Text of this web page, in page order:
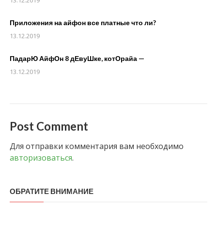
Приложения на айфон все платные что ли?
13.12.2019
ПадарЮ АйфОн 8 дЕвуШке, котОрайа —
13.12.2019
Post Comment
Для отправки комментария вам необходимо
авторизоваться.
ОБРАТИТЕ ВНИМАНИЕ